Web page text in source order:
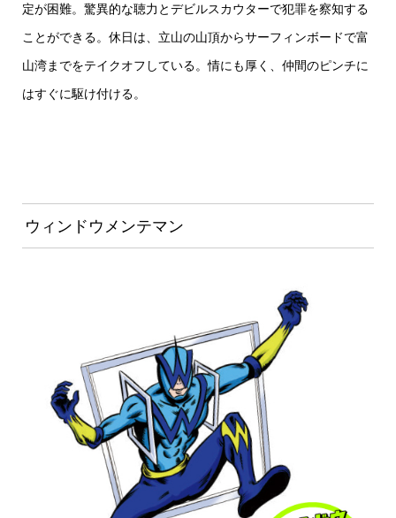
定が困難。驚異的な聴力とデビルスカウターで犯罪を察知する
ことができる。休日は、立山の山頂からサーフィンボードで富
山湾までをテイクオフしている。情にも厚く、仲間のピンチに
はすぐに駆け付ける。
ウィンドウメンテマン